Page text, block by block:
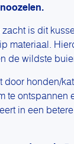
is dit
materiaal.
de wildste
door honden/
te ontspannen
in een